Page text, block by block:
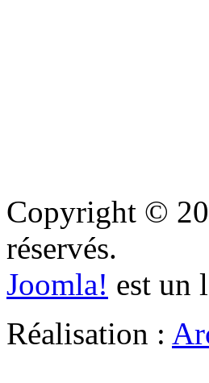
Copyright ©
réservés.
Joomla! est un
Réalisation :